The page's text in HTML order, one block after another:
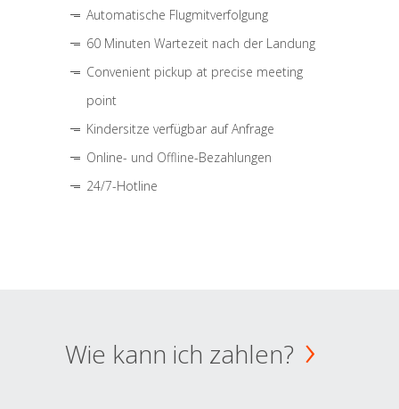
Automatische Flugmitverfolgung
60 Minuten Wartezeit nach der Landung
Convenient pickup at precise meeting
point
Kindersitze verfügbar auf Anfrage
Online- und Offline-Bezahlungen
24/7-Hotline
Wie kann ich zahlen?